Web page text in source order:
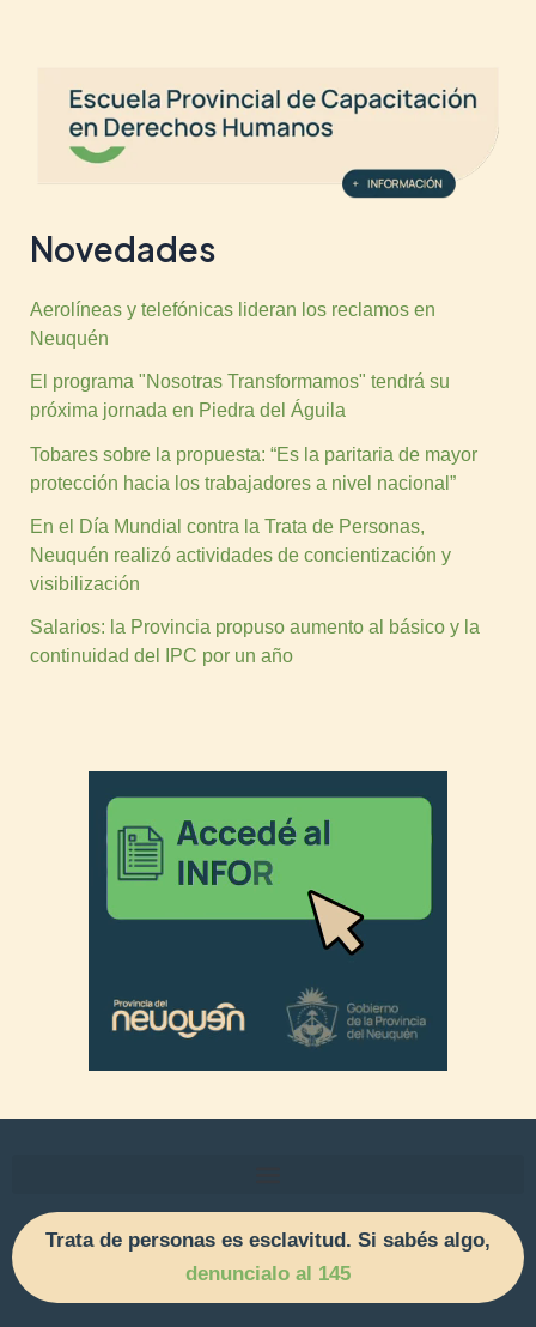
Novedades
Aerolíneas y telefónicas lideran los reclamos en
Neuquén
El programa "Nosotras Transformamos" tendrá su
próxima jornada en Piedra del Águila
Tobares sobre la propuesta: “Es la paritaria de mayor
protección hacia los trabajadores a nivel nacional”
En el Día Mundial contra la Trata de Personas,
Neuquén realizó actividades de concientización y
visibilización
Salarios: la Provincia propuso aumento al básico y la
continuidad del IPC por un año
Trata de personas es esclavitud. Si sabés algo,
denuncialo al 145